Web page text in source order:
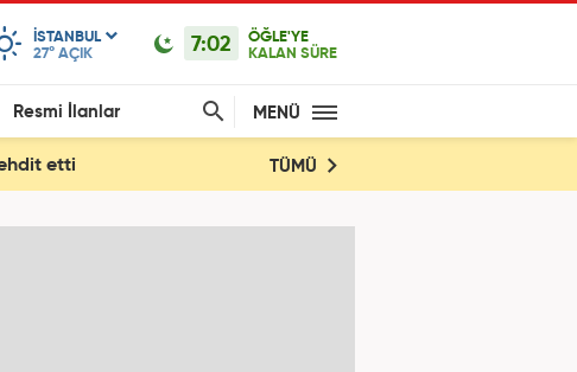
ISTANBUL
27° AÇIK 7:02
ÖĞLE'YE
KALAN SÜRE
Resmi İlanlar MENÜ
etti TÜMÜ